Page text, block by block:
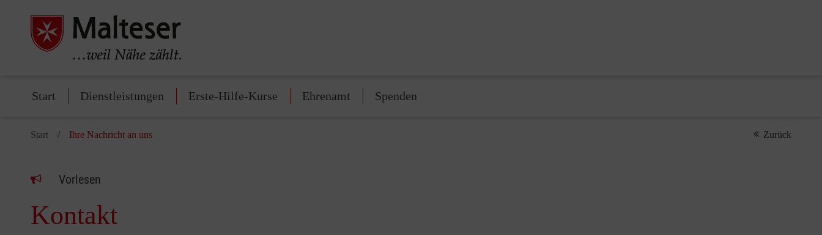
Start Dienstleistungen Erste-Hilfe-Kurse Ehrenamt Spenden
Start Ihre Nachricht an uns Zurück
Vorlesen
Kontakt